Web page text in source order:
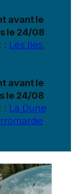
avant le
le 24/08
: Les Iles,
avant le
le 24/08
: La Dune